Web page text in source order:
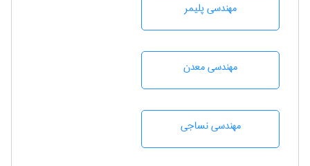
مهندسی پليمر
مهندسی معدن
مهندسي نساجی